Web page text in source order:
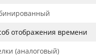
отображения времени
(аналоговый)